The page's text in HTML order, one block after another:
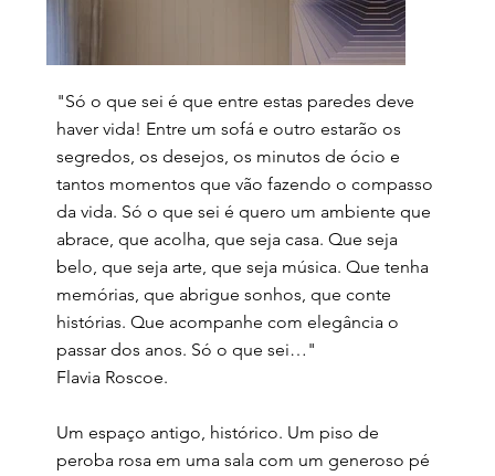
"Só o que sei é que entre estas paredes deve
haver vida! Entre um sofá e outro estarão os
segredos, os desejos, os minutos de ócio e
tantos momentos que vão fazendo o compasso
da vida. Só o que sei é quero um ambiente que
abrace, que acolha, que seja casa. Que seja
belo, que seja arte, que seja música. Que tenha
memórias, que abrigue sonhos, que conte
histórias. Que acompanhe com elegância o
passar dos anos. Só o que sei…"
Flavia Roscoe.
Um espaço antigo, histórico. Um piso de
peroba rosa em uma sala com um generoso pé